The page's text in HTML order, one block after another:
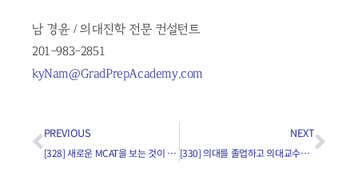
남 경윤 / 의대진학 전문 컨설턴트
201-983-2851
kyNam@GradPrepAcademy.com
PREVIOUS
[328] 새로운 MCAT을 보는 것이 옛날 성적을 내는 것 보다 유리한가요?
NEXT
[330] 의대를 졸업하고 의대교수가 되는 것은 어려운 일인가요?